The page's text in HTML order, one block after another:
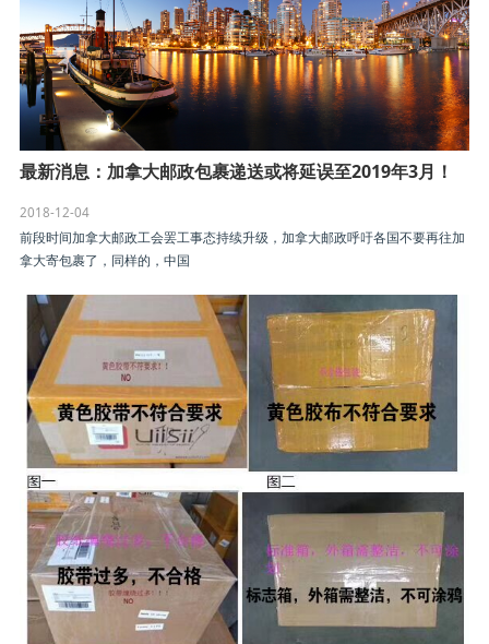
最新消息：加拿大邮政包裹递送或将延误至2019年3月！
2018-12-04
前段时间加拿大邮政工会罢工事态持续升级，加拿大邮政呼吁各国不要再往加
拿大寄包裹了，同样的，中国